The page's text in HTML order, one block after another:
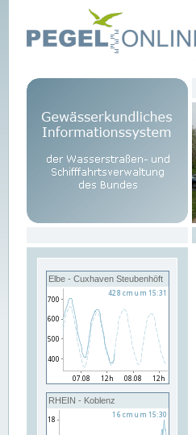
Elbe - Cuxhaven Steubenhöft
RHEIN - Koblenz